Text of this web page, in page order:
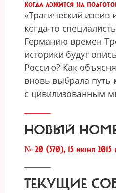
когда ложится на
«Трагический извив
когда-то
Германию времен
историки будут
Россию? Как
вновь выбрала путь
с цивилизованным
НОВЫЙ
№ 20 (370), 15 июня 2015
ТЕКУЩИЕ